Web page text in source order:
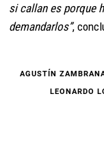
si callan es porque
demandarlos”,
AGUSTÍN
LEONARDO